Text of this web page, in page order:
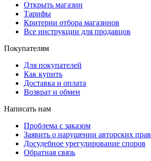
Открыть магазин
Тарифы
Критерии отбора магазинов
Все инструкции для продавцов
Покупателям
Для покупателей
Как купить
Доставка и оплата
Возврат и обмен
Написать нам
Проблема с заказом
Заявить о нарушении авторских прав
Досудебное урегулирование споров
Обратная связь